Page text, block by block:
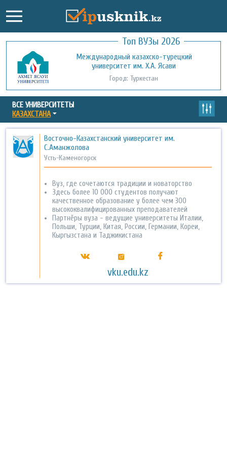
Топ ВУЗы 2026
Международный казахско-турецкий
университет им. Х.А. Ясави
Город: Туркестан
Кызылординский открытый
университет
Город: Кызылорда
ВСЕ УНИВЕРСИТЕТЫ
КАЗАХСТАНА
Восточно-Казахстанский университет им.
С.Аманжолова
Усть-Каменогорск
Вуз, где сочетаются традиции и новаторство
Здесь более 10 000 студентов получают
качественное образование у более чем 300
высококвалифицированных преподавателей
Партнёры вуза - ведущие университеты Италии,
Польши, Турции, Китая, России, Германии, Кореи,
Кыргызстана и Таджикистана
vku.edu.kz